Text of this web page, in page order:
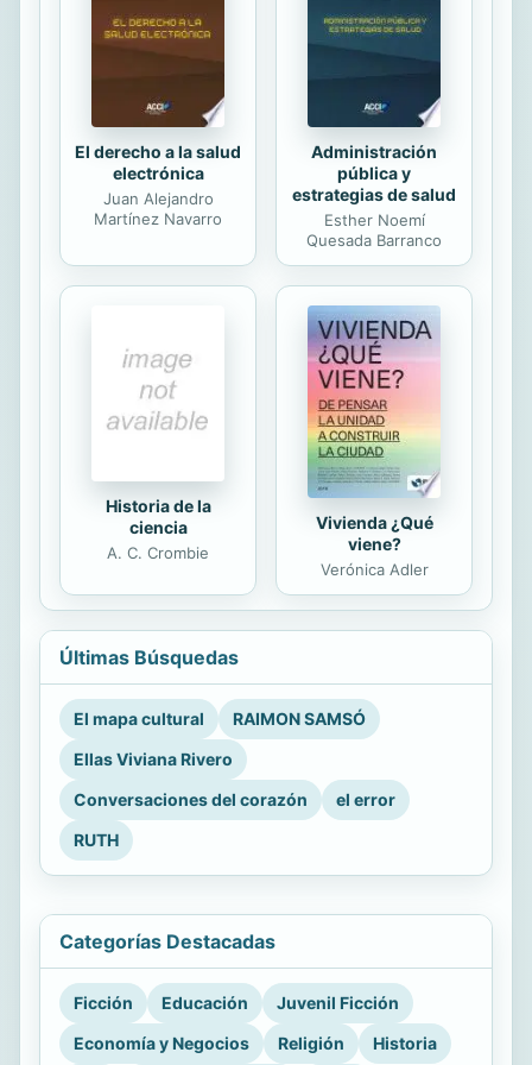
pista del misterioso cuadro atribuido
a Giorgione, el enigmático pintor del
El derecho a la salud
electrónica
Juan Alejandro
Martínez Navarro
Administración
pública y
estrategias de salud
Esther Noemí
Quesada Barranco
Historia de la
ciencia
A. C. Crombie
Vivienda ¿Qué
viene?
Verónica Adler
Últimas Búsquedas
El mapa cultural
RAIMON SAMSÓ
Ellas Viviana Rivero
Conversaciones del corazón
el error
RUTH
Categorías Destacadas
Ficción Educación
Juvenil Ficción
Economía y Negocios
Religión Historia